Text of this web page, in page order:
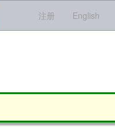
注册 English